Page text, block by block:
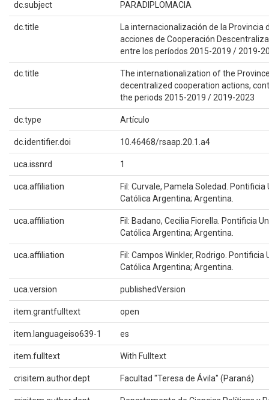
dc.subject PARADIPLOMACIA
dc.title
La internacionalización de la Provincia
acciones de Cooperación
entre los períodos 2015-2019 / 2019-
dc.title
The internationalization of the
decentralized cooperation actions,
the periods 2015-2019 / 2019-2023
dc.type Artículo
dc.identifier.doi 10.46468/rsaap.20.1.a4
uca.issnrd 1
uca.affiliation
Fil: Curvale, Pamela Soledad. Pontificia
Católica Argentina; Argentina.
uca.affiliation
Fil: Badano, Cecilia Fiorella. Pontificia
Católica Argentina; Argentina.
uca.affiliation
Fil: Campos Winkler, Rodrigo. Pontificia
Católica Argentina; Argentina.
uca.version publishedVersion
item.grantfulltext open
item.languageiso639-1 es
item.fulltext With Fulltext
crisitem.author.dept Facultad "Teresa de Ávila" (Paraná)